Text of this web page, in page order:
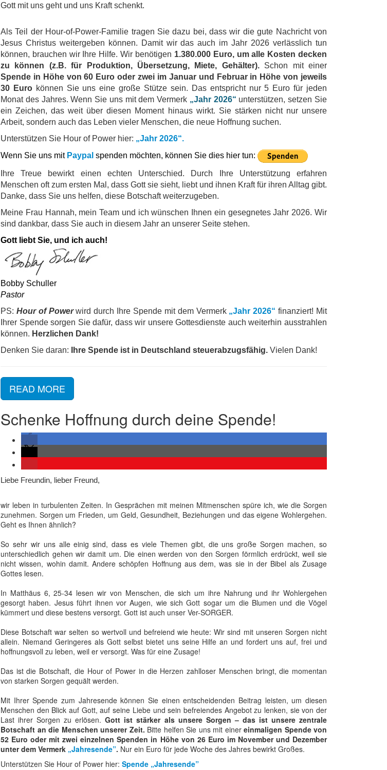
Gott mit uns geht und uns Kraft schenkt.
Als Teil der Hour-of-Power-Familie tragen Sie dazu bei, dass wir die gute Nachricht von
Jesus Christus weitergeben können. Damit wir das auch im Jahr 2026 verlässlich tun
können, brauchen wir Ihre Hilfe. Wir benötigen 1.380.000 Euro, um alle Kosten decken
zu können (z.B. für Produktion, Übersetzung, Miete, Gehälter).Schon mit einer
Spende in Höhe von 60 Euro oder zwei im Januar und Februar in Höhe von jeweils
30 Eurokönnen Sie uns eine große Stütze sein. Das entspricht nur 5 Euro für jeden
Monat des Jahres. Wenn Sie uns mit dem Vermerk „Jahr 2026“ unterstützen, setzen Sie
ein Zeichen, das weit über diesen Moment hinaus wirkt. Sie stärken nicht nur unsere
Arbeit, sondern auch das Leben vieler Menschen, die neue Hoffnung suchen.
Unterstützen Sie Hour of Power hier: „Jahr 2026“.
Wenn Sie uns mit Paypal spenden möchten, können Sie dies hier tun:
Ihre Treue bewirkt einen echten Unterschied. Durch Ihre Unterstützung erfahren
Menschen oft zum ersten Mal, dass Gott sie sieht, liebt und ihnen Kraft für ihren Alltag gibt.
Danke, dass Sie uns helfen, diese Botschaft weiterzugeben.
Meine Frau Hannah, mein Team und ich wünschen Ihnen ein gesegnetes Jahr 2026. Wir
sind dankbar, dass Sie auch in diesem Jahr an unserer Seite stehen.
Gott liebt Sie, und ich auch!
Bobby Schuller
Pastor
PS: Hour of Powerwird durch Ihre Spende mit dem Vermerk „Jahr 2026“finanziert! Mit
Ihrer Spende sorgen Sie dafür, dass wir unsere Gottesdienste auch weiterhin ausstrahlen
können. Herzlichen Dank!
Denken Sie daran:
Ihre Spende ist in Deutschland steuerabzugsfähig. Vielen Dank!
READ MORE
Schenke Hoffnung durch deine Spende!
Liebe Freundin, lieber Freund,
wir leben in turbulenten Zeiten. In Gesprächen mit meinen Mitmenschen spüre ich, wie die Sorgen
zunehmen. Sorgen um Frieden, um Geld, Gesundheit, Beziehungen und das eigene Wohlergehen.
Geht es Ihnen ähnlich?
So sehr wir uns alle einig sind, dass es viele Themen gibt, die uns große Sorgen machen, so
unterschiedlich gehen wir damit um. Die einen werden von den Sorgen förmlich erdrückt, weil sie
nicht wissen, wohin damit. Andere schöpfen Hoffnung aus dem, was sie in der Bibel als Zusage
Gottes lesen.
In Matthäus 6, 25-34 lesen wir von Menschen, die sich um ihre Nahrung und ihr Wohlergehen
gesorgt haben. Jesus führt ihnen vor Augen, wie sich Gott sogar um die Blumen und die Vögel
kümmert und diese bestens versorgt. Gott ist auch unser Ver-SORGER.
Diese Botschaft war selten so wertvoll und befreiend wie heute: Wir sind mit unseren Sorgen nicht
allein. Niemand Geringeres als Gott selbst bietet uns seine Hilfe an und fordert uns auf, frei und
hoffnungsvoll zu leben, weil er versorgt. Was für eine Zusage!
Das ist die Botschaft, die Hour of Power in die Herzen zahlloser Menschen bringt, die momentan
von starken Sorgen gequält werden.
Mit Ihrer Spende zum Jahresende können Sie einen entscheidenden Beitrag leisten, um diesen
Menschen den Blick auf Gott, auf seine Liebe und sein befreiendes Angebot zu lenken, sie von der
Last ihrer Sorgen zu erlösen.Gott ist stärker als unsere Sorgen – das ist unsere zentrale
Botschaft an die Menschen unserer Zeit. Bitte helfen Sie uns mit einer einmaligen Spende von
52 Euro oder mit zwei einzelnen Spenden in Höhe von 26 Euro im November und Dezember
unter dem Vermerk „Jahresende”. Nur ein Euro für jede Woche des Jahres bewirkt Großes.
Unterstützen Sie Hour of Power hier: Spende „Jahresende”